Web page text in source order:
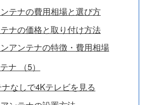
テナの費用相場と選び方
ナの価格と取り付け方法
アンテナの特徴・費用相場
ナ （5）
なしで4Kテレビを見る